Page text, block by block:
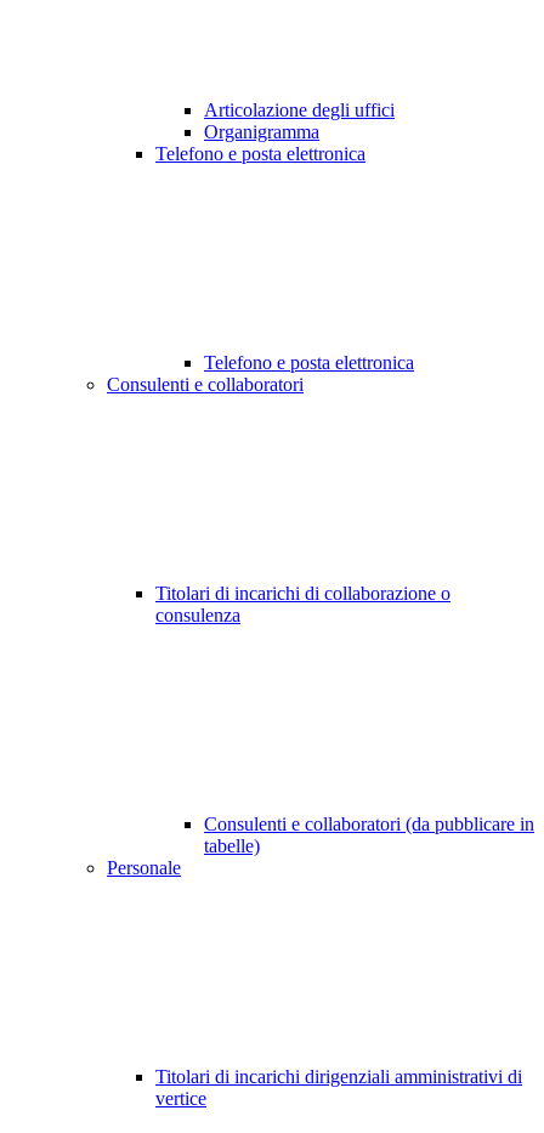
Articolazione degli uffici
Organigramma
Telefono e posta elettronica
Telefono e posta elettronica
Consulenti e collaboratori
Titolari di incarichi di collaborazione o
consulenza
Consulenti e collaboratori (da pubblicare in
tabelle)
Personale
Titolari di incarichi dirigenziali amministrativi di
vertice